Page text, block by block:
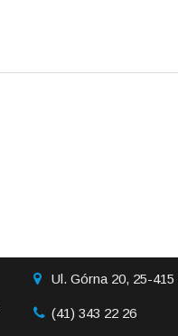
Ul. Górna 20, 25-415
(41) 343 22 26